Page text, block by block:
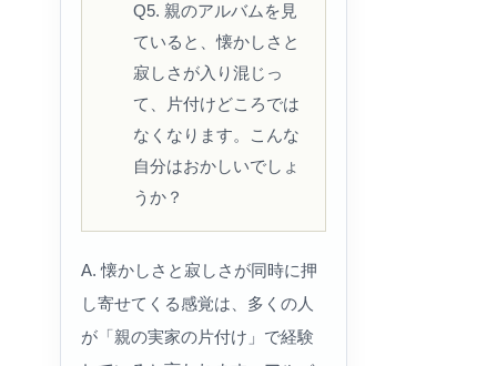
Q5. 親のアルバムを見
ていると、懐かしさと
寂しさが入り混じっ
て、片付けどころでは
なくなります。こんな
自分はおかしいでしょ
うか？
A. 懐かしさと寂しさが同時に押
し寄せてくる感覚は、多くの人
が「親の実家の片付け」で経験